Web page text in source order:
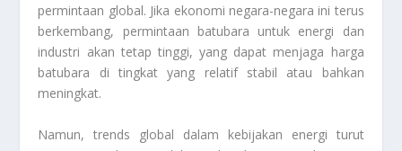
permintaan global. Jika ekonomi negara-negara ini terus
berkembang, permintaan batubara untuk energi dan
industri akan tetap tinggi, yang dapat menjaga harga
batubara di tingkat yang relatif stabil atau bahkan
meningkat.
Namun, trends global dalam kebijakan energi turut